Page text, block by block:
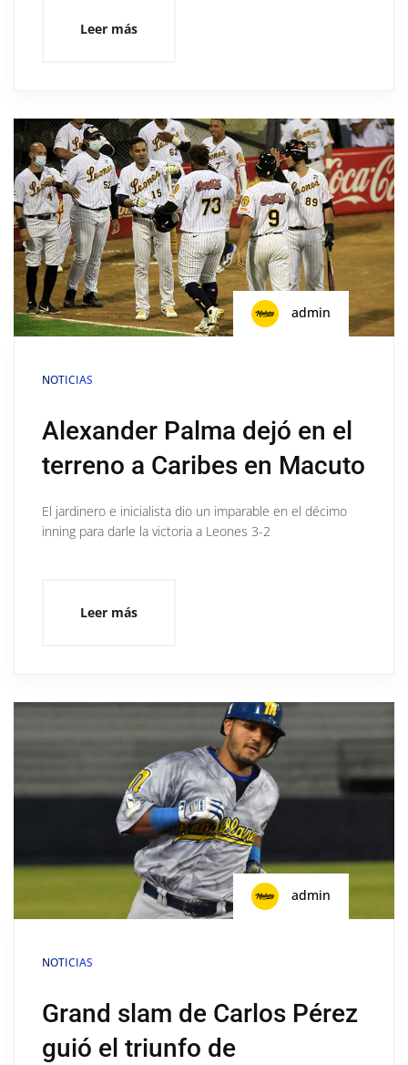
Leer más
admin
NOTICIAS
Alexander Palma dejó en el
terreno a Caribes en Macuto
El jardinero e inicialista dio un imparable en el décimo
inning para darle la victoria a Leones 3-2
Leer más
admin
NOTICIAS
Grand slam de Carlos Pérez
guió el triunfo de